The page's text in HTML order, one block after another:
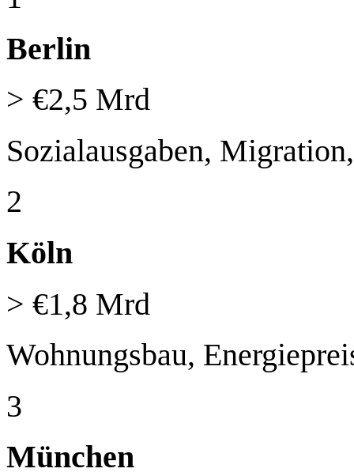
Berlin
> €2,5 Mrd
Sozialausgaben,
2
Köln
> €1,8 Mrd
Wohnungsbau,
3
München